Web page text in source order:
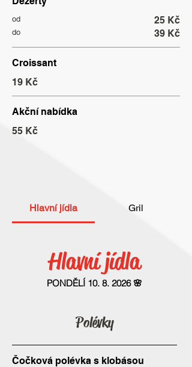
od 25 Kč
do 39 Kč
Croissant
19 Kč
Akční nabídka
55 Kč
Hlavní jídla Gril
Hlavní jídla
PONDĚLÍ 10. 8. 2026 🌸
Polévky
Čočková polévka s klobásou